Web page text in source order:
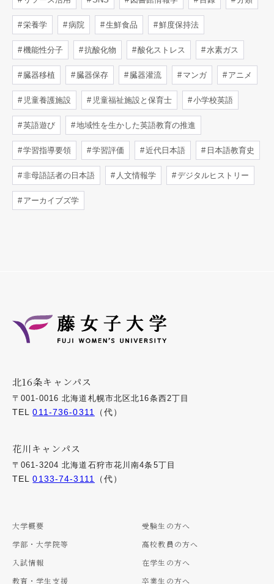
栄養学 病院 生鮮食品 鮮度保持法
機能性分子 抗酸化物 酸化ストレス 水素ガス
臓器移植 臓器保存 臓器灌流 マンガ アニメ
児童養護施設 児童福祉施設と保育士 小学校英語
英語遊び 地域性を生かした英語教育の推進
学習指導要領 学習評価 近代日本語 日本語教育史
非母語話者の日本語 人文情報学 デジタルヒストリー
アーカイブズ学
北16条キャンパス
〒001-0016 北海道札幌市北区北16条西2丁目
TEL011-736-0311 （代）
花川キャンパス
〒061-3204 北海道石狩市花川南4条5丁目
TEL0133-74-3111 （代）
大学概要
学部・大学院等
入試情報
教育・学生支援
受験生の方へ
高校教員の方へ
在学生の方へ
卒業生の方へ